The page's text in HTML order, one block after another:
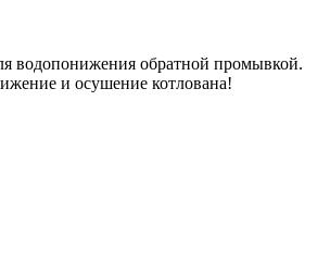
водопонижения обратной промывкой.
и осушение котлована!